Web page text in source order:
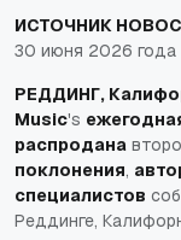
ИСТОЧНИК
30 июня 2026 года
РЕДДИНГ,
Music's
распродана
поклонения,
специалистов
Реддинге,